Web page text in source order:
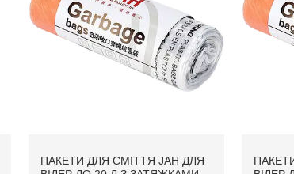
ПАКЕТИ ДЛЯ СМІТТЯ JAH ДЛЯ